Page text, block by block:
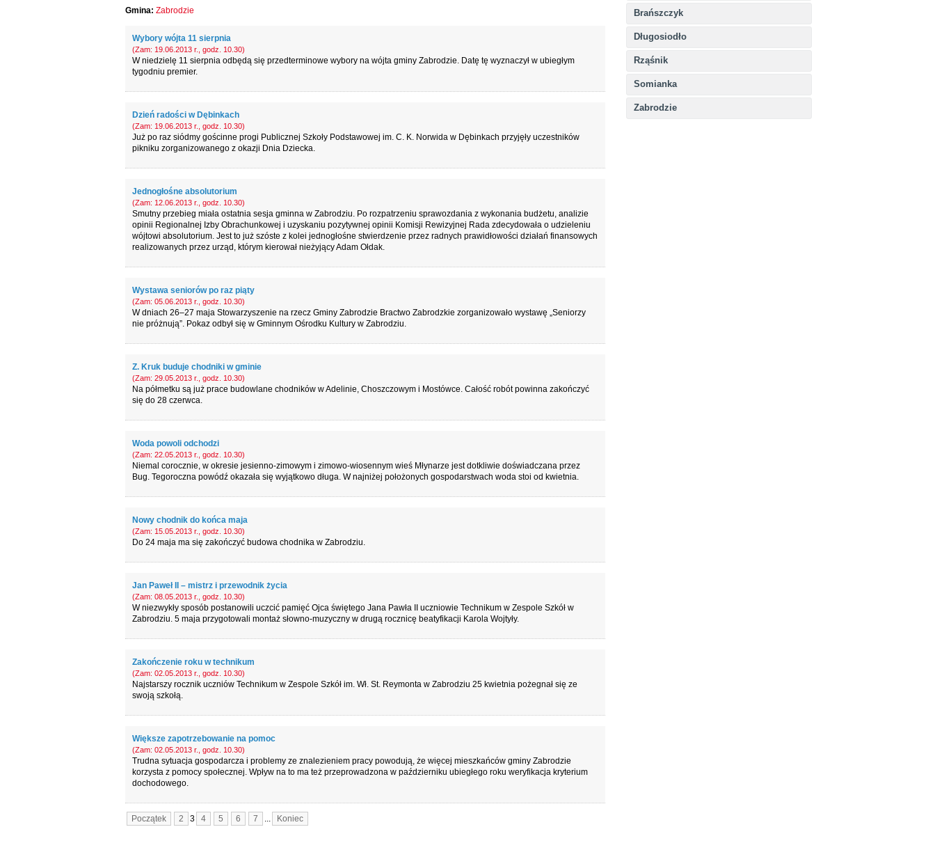
Brańszczyk
Długosiodło
Rząśnik
Somianka
Zabrodzie
Gmina: Zabrodzie
Wybory wójta 11 sierpnia
(Zam: 19.06.2013 r., godz. 10.30)
W niedzielę 11 sierpnia odbędą się przedterminowe wybory na wójta gminy Zabrodzie. Datę tę wyznaczył w ubiegłym
tygodniu premier.
Dzień radości w Dębinkach
(Zam: 19.06.2013 r., godz. 10.30)
Już po raz siódmy gościnne progi Publicznej Szkoły Podstawowej im. C. K. Norwida w Dębinkach przyjęły uczestników
pikniku zorganizowanego z okazji Dnia Dziecka.
Jednogłośne absolutorium
(Zam: 12.06.2013 r., godz. 10.30)
Smutny przebieg miała ostatnia sesja gminna w Zabrodziu. Po rozpatrzeniu sprawozdania z wykonania budżetu, analizie
opinii Regionalnej Izby Obrachunkowej i uzyskaniu pozytywnej opinii Komisji Rewizyjnej Rada zdecydowała o udzieleniu
wójtowi absolutorium. Jest to już szóste z kolei jednogłośne stwierdzenie przez radnych prawidłowości działań finansowych
realizowanych przez urząd, którym kierował nieżyjący Adam Ołdak.
Wystawa seniorów po raz piąty
(Zam: 05.06.2013 r., godz. 10.30)
W dniach 26–27 maja Stowarzyszenie na rzecz Gminy Zabrodzie Bractwo Zabrodzkie zorganizowało wystawę „Seniorzy
nie próżnują”. Pokaz odbył się w Gminnym Ośrodku Kultury w Zabrodziu.
Z. Kruk buduje chodniki w gminie
(Zam: 29.05.2013 r., godz. 10.30)
Na półmetku są już prace budowlane chodników w Adelinie, Choszczowym i Mostówce. Całość robót powinna zakończyć
się do 28 czerwca.
Woda powoli odchodzi
(Zam: 22.05.2013 r., godz. 10.30)
Niemal corocznie, w okresie jesienno-zimowym i zimowo-wiosennym wieś Młynarze jest dotkliwie doświadczana przez
Bug. Tegoroczna powódź okazała się wyjątkowo długa. W najniżej położonych gospodarstwach woda stoi od kwietnia.
Nowy chodnik do końca maja
(Zam: 15.05.2013 r., godz. 10.30)
Do 24 maja ma się zakończyć budowa chodnika w Zabrodziu.
Jan Paweł II – mistrz i przewodnik życia
(Zam: 08.05.2013 r., godz. 10.30)
W niezwykły sposób postanowili uczcić pamięć Ojca świętego Jana Pawła II uczniowie Technikum w Zespole Szkół w
Zabrodziu. 5 maja przygotowali montaż słowno-muzyczny w drugą rocznicę beatyfikacji Karola Wojtyły.
Zakończenie roku w technikum
(Zam: 02.05.2013 r., godz. 10.30)
Najstarszy rocznik uczniów Technikum w Zespole Szkół im. Wł. St. Reymonta w Zabrodziu 25 kwietnia pożegnał się ze
swoją szkołą.
Większe zapotrzebowanie na pomoc
(Zam: 02.05.2013 r., godz. 10.30)
Trudna sytuacja gospodarcza i problemy ze znalezieniem pracy powodują, że więcej mieszkańców gminy Zabrodzie
korzysta z pomocy społecznej. Wpływ na to ma też przeprowadzona w październiku ubiegłego roku weryfikacja kryterium
dochodowego.
Początek 2 3 4 5 6 7 ... Koniec